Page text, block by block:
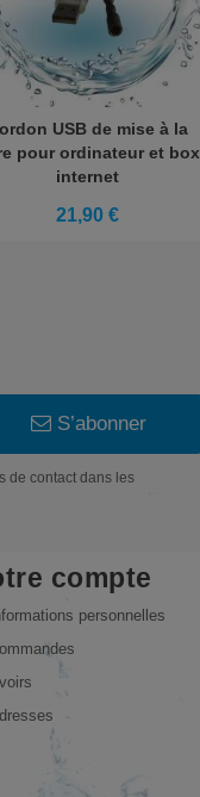
USB de mise à la
pour ordinateur et box
internet
21,90 €
S’abonner
de contact dans les
compte
personnelles